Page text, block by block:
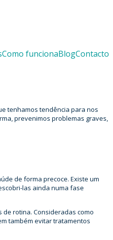
Como funcionaBlogContacto
tenhamos tendência para nos
prevenimos problemas graves,
de forma precoce. Existe um
las ainda numa fase
rotina. Consideradas como
também evitar tratamentos